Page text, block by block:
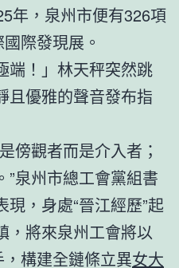
年，泉州市便有326項
際發現展。
端！」林天秤突然跳
且優雅的聲音發布指
傍觀者而是介入者；
”泉州市總工會黨組書
，身處“晉江經歷”起
，將來泉州工會將以
，構建全鏈條立異女大